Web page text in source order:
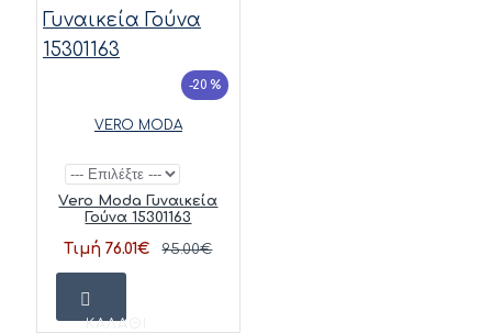
-20 %
VERO MODA
Vero Moda Γυναικεία
Γούνα 15301163
Τιμή 76.01€ 95.00€
ΚΑΛΆΘΙ